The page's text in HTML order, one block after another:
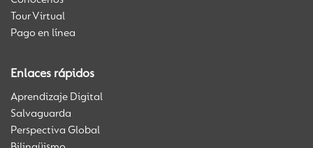
Tour Virtual
Pago en línea
Enlaces rápidos
Aprendizaje Digital
Salvaguarda
Perspectiva Global